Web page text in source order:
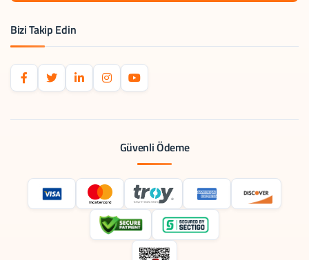
Bizi Takip Edin
Güvenli Ödeme